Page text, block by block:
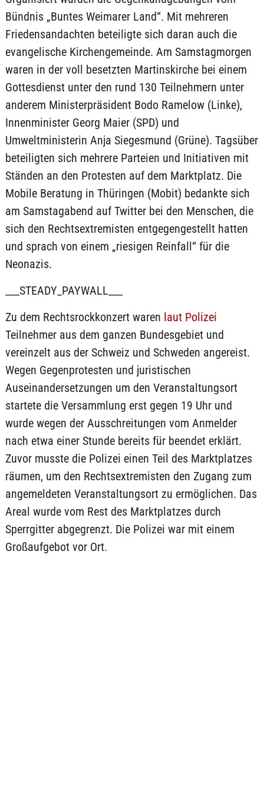
Bündnis „Buntes Weimarer Land“. Mit mehreren
Friedensandachten beteiligte sich daran auch die
evangelische Kirchengemeinde. Am Samstagmorgen
waren in der voll besetzten Martinskirche bei einem
Gottesdienst unter den rund 130 Teilnehmern unter
anderem Ministerpräsident Bodo Ramelow (Linke),
Innenminister Georg Maier (SPD) und
Umweltministerin Anja Siegesmund (Grüne). Tagsüber
beteiligten sich mehrere Parteien und Initiativen mit
Ständen an den Protesten auf dem Marktplatz. Die
Mobile Beratung in Thüringen (Mobit) bedankte sich
am Samstagabend auf Twitter bei den Menschen, die
sich den Rechtsextremisten entgegengestellt hatten
und sprach von einem „riesigen Reinfall“ für die
Neonazis.
___STEADY_PAYWALL___
Zu dem Rechtsrockkonzert waren laut Polizei
Teilnehmer aus dem ganzen Bundesgebiet und
vereinzelt aus der Schweiz und Schweden angereist.
Wegen Gegenprotesten und juristischen
Auseinandersetzungen um den Veranstaltungsort
startete die Versammlung erst gegen 19 Uhr und
wurde wegen der Ausschreitungen vom Anmelder
nach etwa einer Stunde bereits für beendet erklärt.
Zuvor musste die Polizei einen Teil des Marktplatzes
räumen, um den Rechtsextremisten den Zugang zum
angemeldeten Veranstaltungsort zu ermöglichen. Das
Areal wurde vom Rest des Marktplatzes durch
Sperrgitter abgegrenzt. Die Polizei war mit einem
Großaufgebot vor Ort.